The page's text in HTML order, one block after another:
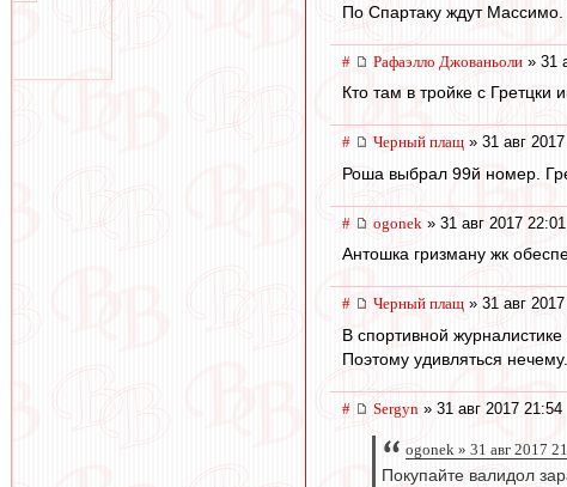
По Спартаку ждут Массимо.
# Рафаэлло Джованьоли » 31
Кто там в тройке с Гретцки
# Черный плащ » 31 авг
Роша выбрал 99й номер.
# ogonek » 31 авг 2017 22:01
Антошка гризману жк
# Черный плащ » 31 авг
В спортивной
Поэтому удивляться нечему.
# Sergyn » 31 авг 2017 21:54
ogonek » 31 авг 2017
Покупайте валидол